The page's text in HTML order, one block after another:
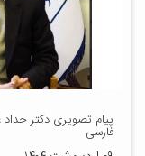
پیام تصویری دکتر
فارسی